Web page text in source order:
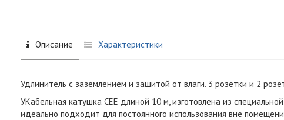
Описание Характеристики
Удлинитель с заземлением и защитой от влаги. 3 розетки и 2
УКабельная катушка CEE длиной 10 м, изготовлена из
идеально подходит для постоянного использования вне